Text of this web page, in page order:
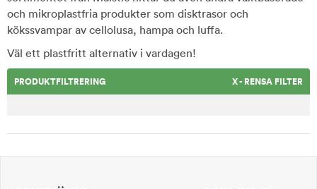
och mikroplastfria produkter som disktrasor och
kökssvampar av cellolusa, hampa och luffa.
Väl ett plastfritt alternativ i vardagen!
PRODUKTFILTRERING X - RENSA FILTER